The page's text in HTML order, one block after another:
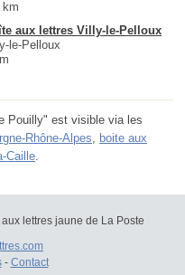
km
aux lettres Villy-le-Pelloux
le-Pelloux
Pouilly" est visible via les
Rhône-Alpes
boite aux
Caille
lettres jaune de La Poste
- Contact